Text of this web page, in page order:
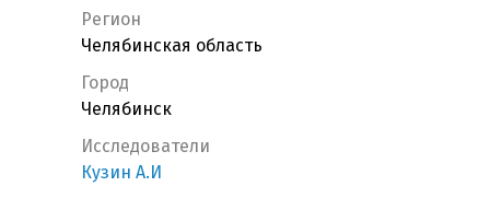
Регион
Челябинская область
Город
Челябинск
Исследователи
Кузин А.И